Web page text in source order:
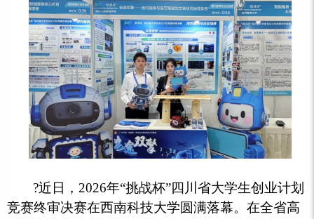
?近日，2026年“挑战杯”四川省大学生创业计划
竞赛终审决赛在西南科技大学圆满落幕。在全省高